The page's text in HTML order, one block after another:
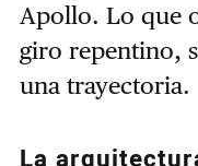
Apollo. Lo que
giro repentino,
una trayectoria.